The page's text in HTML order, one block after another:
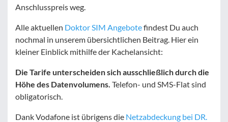
Anschlusspreis weg.
Alle aktuellen Doktor SIM Angebotefindest Du auch
nochmal in unserem übersichtlichen Beitrag. Hier ein
kleiner Einblick mithilfe der Kachelansicht:
Die Tarife unterscheiden sich ausschließlich durch die
Höhe des Datenvolumens. Telefon- und SMS-Flat sind
obligatorisch.
Dank Vodafone ist übrigens die Netzabdeckung bei DR.